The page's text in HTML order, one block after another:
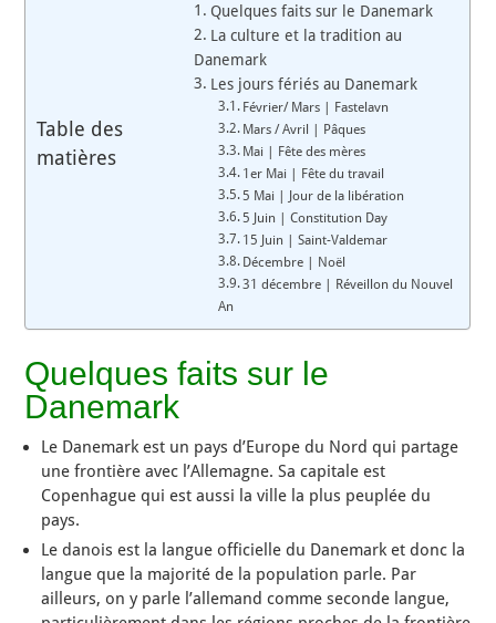
Table des
matières
Quelques faits sur le Danemark
La culture et la tradition au
Danemark
Les jours fériés au Danemark
Février/ Mars | Fastelavn
Mars / Avril | Pâques
Mai | Fête des mères
1er Mai | Fête du travail
5 Mai | Jour de la libération
5 Juin | Constitution Day
15 Juin | Saint-Valdemar
Décembre | Noël
31 décembre | Réveillon du Nouvel
An
Quelques faits sur le
Danemark
Le Danemark est un pays d’Europe du Nord qui partage
une frontière avec l’Allemagne. Sa capitale est
Copenhague qui est aussi la ville la plus peuplée du
pays.
Le danois est la langue officielle du Danemark et donc la
langue que la majorité de la population parle. Par
ailleurs, on y parle l’allemand comme seconde langue,